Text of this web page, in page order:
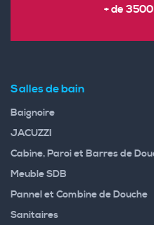
+ de
Salles de bain
Baignoire
JACUZZI
Cabine, Paroi et Barres de
Meuble SDB
Pannel et Combine de Douche
Sanitaires